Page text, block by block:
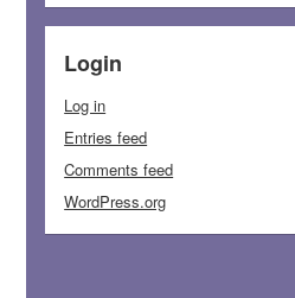
Login
Log in
Entries feed
Comments feed
WordPress.org